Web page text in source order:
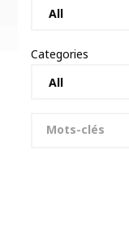
Categories
Keywords